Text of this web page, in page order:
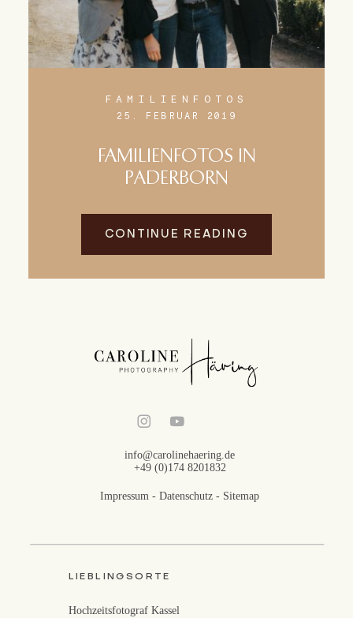
FAMILIENFOTOS
25. FEBRUAR 2019
FAMILIENFOTOS IN
PADERBORN
CONTINUE READING
LIEBLINGSORTE
Hochzeitsfotograf Kassel
info@carolinehaering.de
+49 (0)174 8201832
Impressum -Datenschutz - Sitemap